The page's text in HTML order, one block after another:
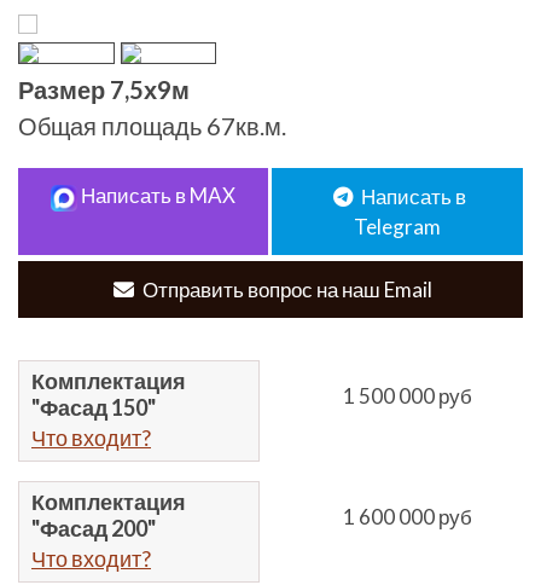
Размер 7,5х9м
Общая площадь 67кв.м.
Написать в MAX
Написать в
Telegram
Отправить вопрос на наш Email
Комплектация
"Фасад 150"
Что входит?
1 500 000 руб
Комплектация
"Фасад 200"
Что входит?
1 600 000 руб